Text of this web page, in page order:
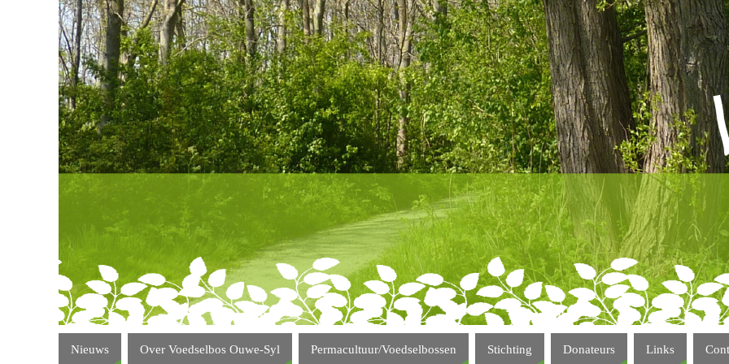
Nieuws Over Voedselbos Ouwe-Syl Permacultuur/Voedselbossen Stichting Donateurs Links